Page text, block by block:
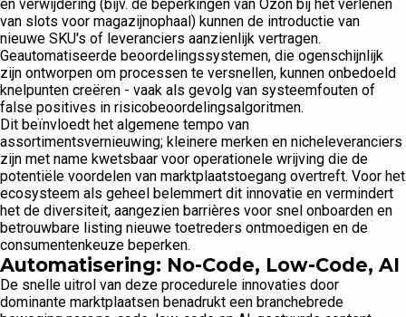
en verwijdering (bijv. de beperkingen van Ozon bij het verlenen
van slots voor magazijnophaal) kunnen de introductie van
nieuwe SKU's of leveranciers aanzienlijk vertragen.
Geautomatiseerde beoordelingssystemen, die ogenschijnlijk
zijn ontworpen om processen te versnellen, kunnen onbedoeld
knelpunten creëren - vaak als gevolg van systeemfouten of
false positives in risicobeoordelingsalgoritmen.
Dit beïnvloedt het algemene tempo van
assortimentsvernieuwing; kleinere merken en nicheleveranciers
zijn met name kwetsbaar voor operationele wrijving die de
potentiële voordelen van marktplaatstoegang overtreft. Voor het
ecosysteem als geheel belemmert dit innovatie en vermindert
het de diversiteit, aangezien barrières voor snel onboarden en
betrouwbare listing nieuwe toetreders ontmoedigen en de
consumentenkeuze beperken.
Automatisering: No-Code, Low-Code, AI
De snelle uitrol van deze procedurele innovaties door
dominante marktplaatsen benadrukt een branchebrede